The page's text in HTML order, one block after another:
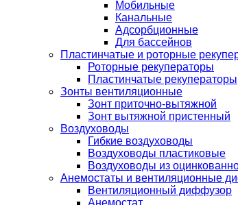
Мобильные
Канальные
Адсорбционные
Для бассейнов
Пластинчатые и роторные
Роторные рекуператоры
Пластинчатые рекуператоры
Зонты вентиляционные
Зонт приточно-вытяжной
Зонт вытяжной пристенный
Воздуховоды
Гибкие воздуховоды
Воздуховоды пластиковые
Воздуховоды из
Анемостаты и вентиляционные
Вентиляционный диффузор
Анемостат